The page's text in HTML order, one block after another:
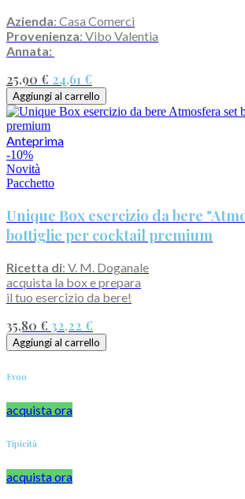
Azienda: Casa Comerci
Provenienza: Vibo Valentia
Annata:
25,90 € 24,61 €
Aggiungi al carrello
Anteprima
-10%
Novità
Pacchetto
Unique Box esercizio da bere
bottiglie per cocktail premium
Ricetta di: V. M. Doganale
acquista la box e prepara
il tuo esercizio da bere!
35,80 € 32,22 €
Aggiungi al carrello
Evoo
acquista ora
Tipicità
acquista ora